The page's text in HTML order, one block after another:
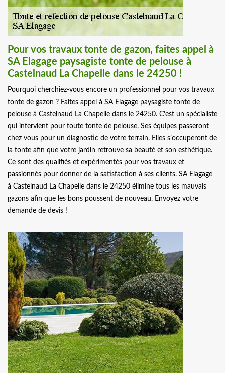
Pour vos travaux tonte de gazon, faites appel à
SA Elagage paysagiste tonte de pelouse à
Castelnaud La Chapelle dans le 24250 !
Pourquoi cherchiez-vous encore un professionnel pour vos travaux
tonte de gazon ? Faites appel à SA Elagage paysagiste tonte de
pelouse à Castelnaud La Chapelle dans le 24250. C’est un spécialiste
qui intervient pour toute tonte de pelouse. Ses équipes passeront
chez vous pour un diagnostic de votre terrain. Elles s’occuperont de
la tonte afin que votre jardin retrouve sa beauté et son esthétique.
Ce sont des qualifiés et expérimentés pour vos travaux et
passionnés pour donner de la satisfaction à ses clients. SA Elagage
à Castelnaud La Chapelle dans le 24250 élimine tous les mauvais
gazons afin que les bons poussent de nouveau. Envoyez votre
demande de devis !